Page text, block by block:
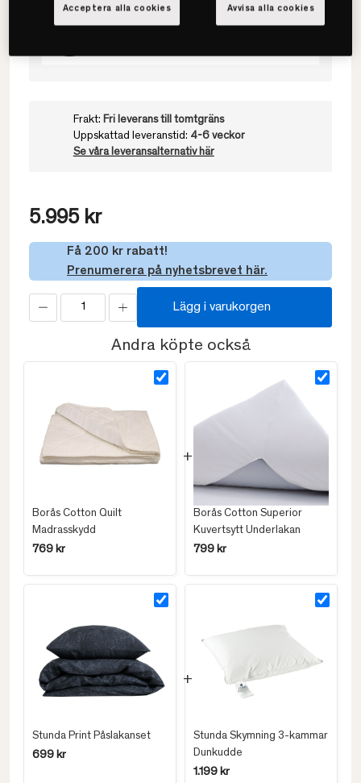
Frakt: Fri leverans till tomtgräns
Uppskattad leveranstid: 4-6 veckor
Se våra leveransalternativ här
5.995 kr
Få 200 kr rabatt!
Prenumerera på nyhetsbrevet här.
Lägg i varukorgen
Andra köpte också
Borås Cotton Quilt
Madrasskydd
769 kr
Borås Cotton Superior
Kuvertsytt Underlakan
799 kr
Stunda Print Påslakanset
699 kr
Stunda Skymning 3-kammar
Dunkudde
1.199 kr
Avvisa alla cookies
Acceptera alla cookies